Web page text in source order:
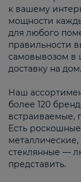
к вашему
мощности
для любого
правильности
самовывозом в
доставку на дом.
Наш
более 120
встраиваемые,
Есть
стеклянные —
представить.